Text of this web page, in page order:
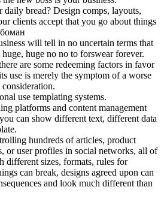
bread? Design comps, layouts,
clients accept that you go about things
will tell in no uncertain terms that
huge no no to forswear forever.
are some redeeming factors in favor
use is merely the symptom of a worse
use templating systems.
platforms and content management
can show different text, different data
hundreds of articles, product
or user profiles in social networks, all of
different sizes, formats, rules for
can break, designs agreed upon can
and look much different than